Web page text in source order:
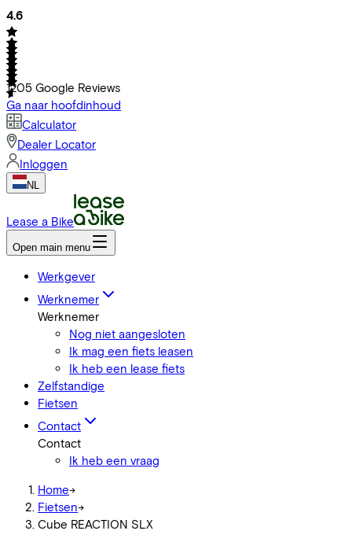
4.6
1205 Google Reviews
Ga naar hoofdinhoud
Calculator
Dealer Locator
Inloggen
NL
Lease a Bike
Open main menu
Werkgever
Werknemer
Werknemer
Nog niet aangesloten
Ik mag een fiets leasen
Ik heb een lease fiets
Zelfstandige
Fietsen
Contact
Contact
Ik heb een vraag
Home->
Fietsen->
Cube REACTION SLX